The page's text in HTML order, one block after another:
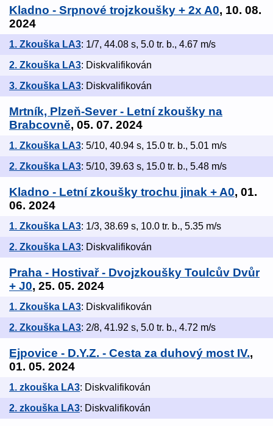
Kladno - Srpnové trojzkoušky + 2x A0, 10. 08.
2024
1. Zkouška LA3: 1/7, 44.08 s, 5.0 tr. b., 4.67 m/s
2. Zkouška LA3: Diskvalifikován
3. Zkouška LA3: Diskvalifikován
Mrtník, Plzeň-Sever - Letní zkoušky na
Brabcovně, 05. 07. 2024
1. Zkouška LA3: 5/10, 40.94 s, 15.0 tr. b., 5.01 m/s
2. Zkouška LA3: 5/10, 39.63 s, 15.0 tr. b., 5.48 m/s
Kladno - Letní zkoušky trochu jinak + A0, 01.
06. 2024
1. Zkouška LA3: 1/3, 38.69 s, 10.0 tr. b., 5.35 m/s
2. Zkouška LA3: Diskvalifikován
Praha - Hostivař - Dvojzkoušky Toulcův Dvůr
+ J0, 25. 05. 2024
1. Zkouška LA3: Diskvalifikován
2. Zkouška LA3: 2/8, 41.92 s, 5.0 tr. b., 4.72 m/s
Ejpovice - D.Y.Z. - Cesta za duhový most IV.,
01. 05. 2024
1. zkouška LA3: Diskvalifikován
2. zkouška LA3: Diskvalifikován